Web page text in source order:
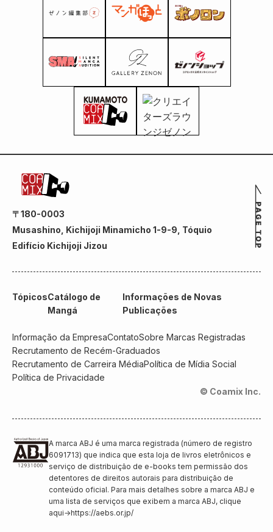
〒180-0003
Musashino, Kichijoji Minamicho 1-9-9, Tóquio
Edifício Kichijoji Jizou
TópicosCatálogo de
Mangá
Informações de Novas
Publicações
Informação da EmpresaContatoSobre Marcas Registradas
Recrutamento de Recém-Graduados
Recrutamento de Carreira MédiaPolítica de Mídia Social
Política de Privacidade
© Coamix Inc.
A marca ABJ é uma marca registrada (número de registro
6091713) que indica que esta loja de livros eletrônicos e
serviço de distribuição de e-books tem permissão dos
detentores de direitos autorais para distribuição de
conteúdo oficial. Para mais detalhes sobre a marca ABJ e
uma lista de serviços que exibem a marca ABJ, clique
aqui→https://aebs.or.jp/